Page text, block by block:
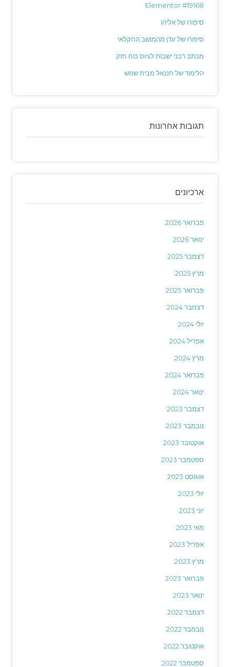
Elementor #19168
סיפורו של אליהו
סיפורו של עדן מהמושב החקלאי
מכתב רבני ישבות לגיוס כוח חזק
הלימוד של חננאל מבית שמש
תגובות אחרונות
ארכיונים
פברואר 2026
ינואר 2026
דצמבר 2025
מרץ 2025
פברואר 2025
דצמבר 2024
יולי 2024
אפריל 2024
מרץ 2024
פברואר 2024
ינואר 2024
דצמבר 2023
נובמבר 2023
אוקטובר 2023
ספטמבר 2023
אוגוסט 2023
יולי 2023
יוני 2023
מאי 2023
אפריל 2023
מרץ 2023
פברואר 2023
ינואר 2023
דצמבר 2022
נובמבר 2022
אוקטובר 2022
ספטמבר 2022